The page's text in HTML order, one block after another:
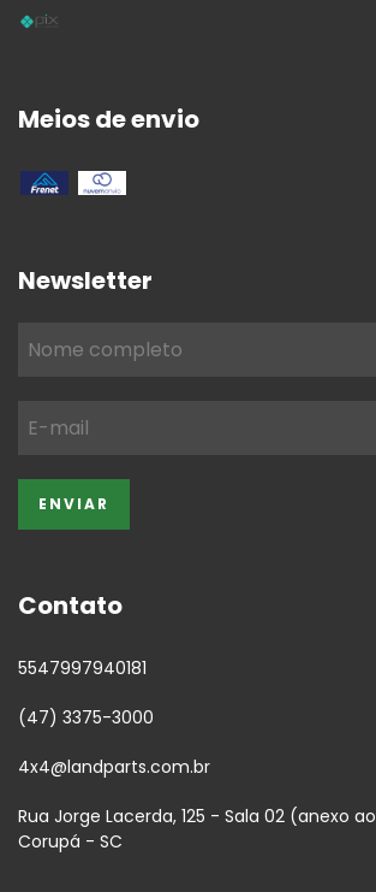
Meios de envio
Newsletter
Contato
5547997940181
(47) 3375-3000
4x4@landparts.com.br
Rua Jorge Lacerda, 125 - Sala 02 (anexo
Corupá - SC